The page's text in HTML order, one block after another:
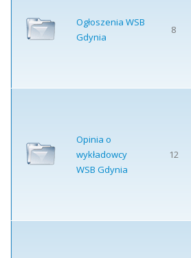
Ogłoszenia WSB
Gdynia
8
Opinia o
wykładowcy
WSB Gdynia
12